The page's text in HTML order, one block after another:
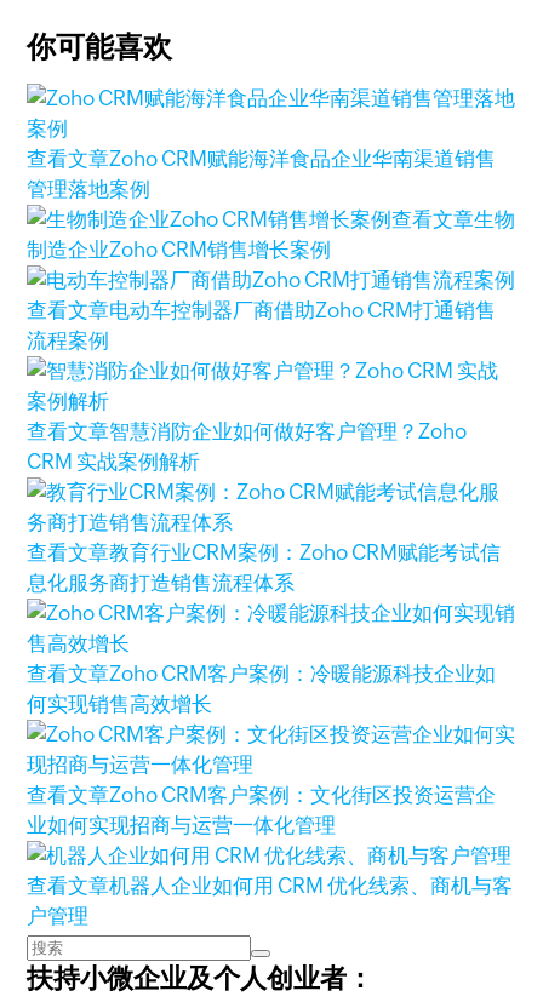
你可能喜欢
查看文章Zoho CRM赋能海洋食品企业华南渠道销售
管理落地案例
查看文章生物
制造企业Zoho CRM销售增长案例
查看文章电动车控制器厂商借助Zoho CRM打通销售
流程案例
查看文章智慧消防企业如何做好客户管理？Zoho
CRM 实战案例解析
查看文章教育行业CRM案例：Zoho CRM赋能考试信
息化服务商打造销售流程体系
查看文章Zoho CRM客户案例：冷暖能源科技企业如
何实现销售高效增长
查看文章Zoho CRM客户案例：文化街区投资运营企
业如何实现招商与运营一体化管理
查看文章机器人企业如何用 CRM 优化线索、商机与客
户管理
扶持小微企业及个人创业者：